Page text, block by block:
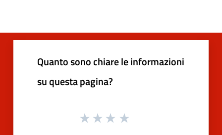
Quanto sono chiare le informazioni
su questa pagina?